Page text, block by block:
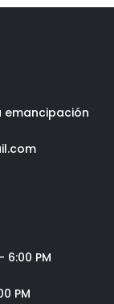
emancipación
6:00 PM
PM